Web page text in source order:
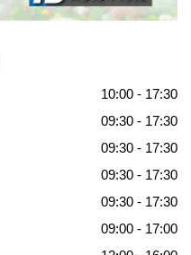
10:00 - 17:30
09:30 - 17:30
09:30 - 17:30
09:30 - 17:30
09:30 - 17:30
09:00 - 17:00